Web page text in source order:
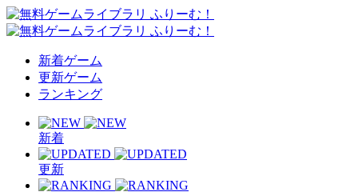
新着ゲーム
更新ゲーム
ランキング
新着
更新